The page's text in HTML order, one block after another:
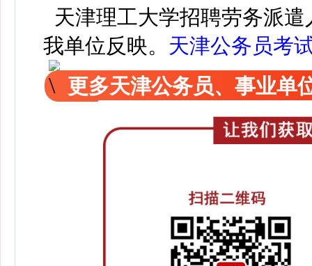
天津理工大学招聘劳务派
我单位反映。 天津公务员考
更多天津公务员、事业单